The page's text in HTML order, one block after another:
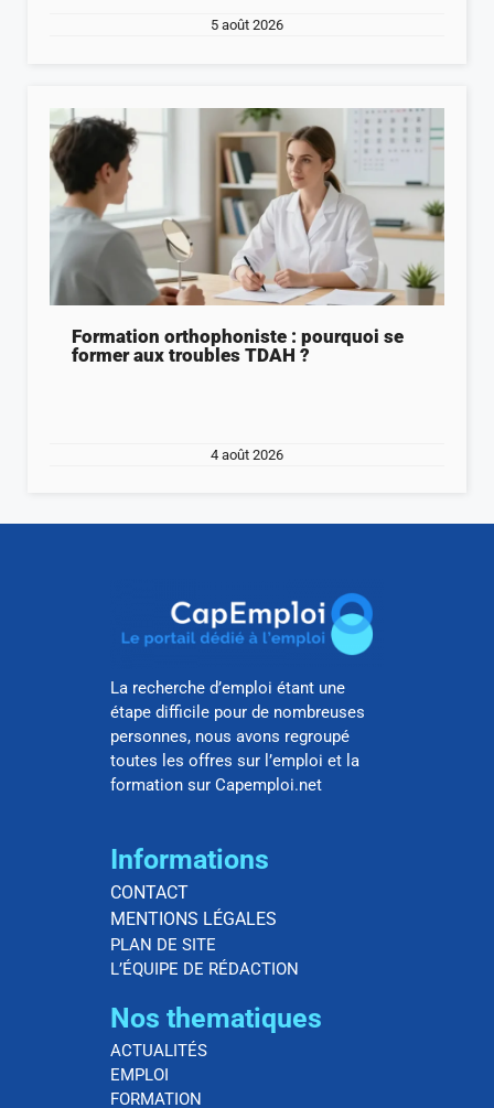
5 août 2026
Formation orthophoniste : pourquoi se
former aux troubles TDAH ?
4 août 2026
La recherche d’emploi étant une
étape difficile pour de nombreuses
personnes, nous avons regroupé
toutes les offres sur l’emploi et la
formation sur Capemploi.net
Informations
CONTACT
MENTIONS LÉGALES
PLAN DE SITE
L’ÉQUIPE DE RÉDACTION
Nos thematiques
ACTUALITÉS
EMPLOI
FORMATION